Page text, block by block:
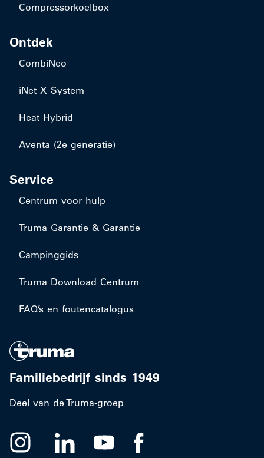
Compressorkoelbox
Ontdek
CombiNeo
iNet X System
Heat Hybrid
Aventa (2e generatie)
Service
Centrum voor hulp
Truma Garantie & Garantie
Campinggids
Truma Download Centrum
FAQ’s en foutencatalogus
Familiebedrijf sinds 1949
Deel van de Truma-groep